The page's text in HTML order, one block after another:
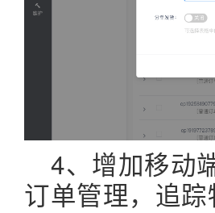
4、增加移动
订单管理，追